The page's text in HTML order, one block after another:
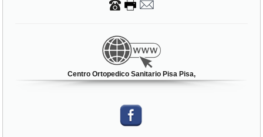
Centro Ortopedico Sanitario Pisa Pisa,